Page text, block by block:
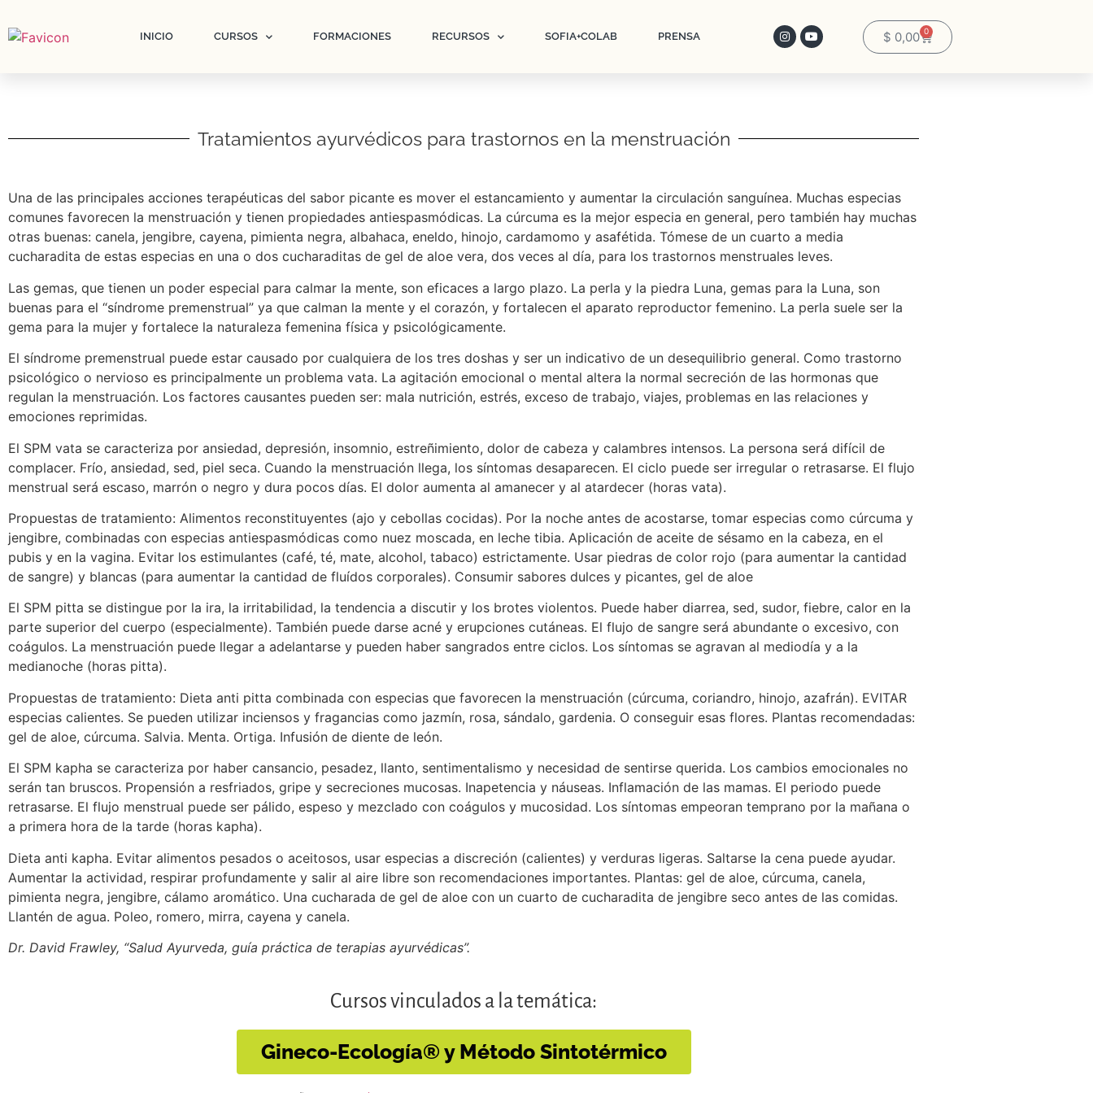
INICIO CURSOS FORMACIONES RECURSOS SOFIA+COLAB PRENSA $ 0,00 0
Tratamientos ayurvédicos para trastornos en la menstruación
Una de las principales acciones terapéuticas del sabor picante es mover el estancamiento y aumentar la circulación sanguínea. Muchas especias
comunes favorecen la menstruación y tienen propiedades antiespasmódicas. La cúrcuma es la mejor especia en general, pero también hay muchas
otras buenas: canela, jengibre, cayena, pimienta negra, albahaca, eneldo, hinojo, cardamomo y asafétida. Tómese de un cuarto a media
cucharadita de estas especias en una o dos cucharaditas de gel de aloe vera, dos veces al día, para los trastornos menstruales leves.
Las gemas, que tienen un poder especial para calmar la mente, son eficaces a largo plazo. La perla y la piedra Luna, gemas para la Luna, son
buenas para el “síndrome premenstrual” ya que calman la mente y el corazón, y fortalecen el aparato reproductor femenino. La perla suele ser la
gema para la mujer y fortalece la naturaleza femenina física y psicológicamente.
El síndrome premenstrual puede estar causado por cualquiera de los tres doshas y ser un indicativo de un desequilibrio general. Como trastorno
psicológico o nervioso es principalmente un problema vata. La agitación emocional o mental altera la normal secreción de las hormonas que
regulan la menstruación. Los factores causantes pueden ser: mala nutrición, estrés, exceso de trabajo, viajes, problemas en las relaciones y
emociones reprimidas.
El SPM vata se caracteriza por ansiedad, depresión, insomnio, estreñimiento, dolor de cabeza y calambres intensos. La persona será difícil de
complacer. Frío, ansiedad, sed, piel seca. Cuando la menstruación llega, los síntomas desaparecen. El ciclo puede ser irregular o retrasarse. El flujo
menstrual será escaso, marrón o negro y dura pocos días. El dolor aumenta al amanecer y al atardecer (horas vata).
Propuestas de tratamiento: Alimentos reconstituyentes (ajo y cebollas cocidas). Por la noche antes de acostarse, tomar especias como cúrcuma y
jengibre, combinadas con especias antiespasmódicas como nuez moscada, en leche tibia. Aplicación de aceite de sésamo en la cabeza, en el
pubis y en la vagina. Evitar los estimulantes (café, té, mate, alcohol, tabaco) estrictamente. Usar piedras de color rojo (para aumentar la cantidad
de sangre) y blancas (para aumentar la cantidad de fluídos corporales). Consumir sabores dulces y picantes, gel de aloe
El SPM pitta se distingue por la ira, la irritabilidad, la tendencia a discutir y los brotes violentos. Puede haber diarrea, sed, sudor, fiebre, calor en la
parte superior del cuerpo (especialmente). También puede darse acné y erupciones cutáneas. El flujo de sangre será abundante o excesivo, con
coágulos. La menstruación puede llegar a adelantarse y pueden haber sangrados entre ciclos. Los síntomas se agravan al mediodía y a la
medianoche (horas pitta).
Propuestas de tratamiento: Dieta anti pitta combinada con especias que favorecen la menstruación (cúrcuma, coriandro, hinojo, azafrán). EVITAR
especias calientes. Se pueden utilizar inciensos y fragancias como jazmín, rosa, sándalo, gardenia. O conseguir esas flores. Plantas recomendadas:
gel de aloe, cúrcuma. Salvia. Menta. Ortiga. Infusión de diente de león.
El SPM kapha se caracteriza por haber cansancio, pesadez, llanto, sentimentalismo y necesidad de sentirse querida. Los cambios emocionales no
serán tan bruscos. Propensión a resfriados, gripe y secreciones mucosas. Inapetencia y náuseas. Inflamación de las mamas. El periodo puede
retrasarse. El flujo menstrual puede ser pálido, espeso y mezclado con coágulos y mucosidad. Los síntomas empeoran temprano por la mañana o
a primera hora de la tarde (horas kapha).
Dieta anti kapha. Evitar alimentos pesados o aceitosos, usar especias a discreción (calientes) y verduras ligeras. Saltarse la cena puede ayudar.
Aumentar la actividad, respirar profundamente y salir al aire libre son recomendaciones importantes. Plantas: gel de aloe, cúrcuma, canela,
pimienta negra, jengibre, cálamo aromático. Una cucharada de gel de aloe con un cuarto de cucharadita de jengibre seco antes de las comidas.
Llantén de agua. Poleo, romero, mirra, cayena y canela.
Dr. David Frawley, “Salud Ayurveda, guía práctica de terapias ayurvédicas”.
Cursos vinculados a la temática:
Gineco-Ecología® y Método Sintotérmico